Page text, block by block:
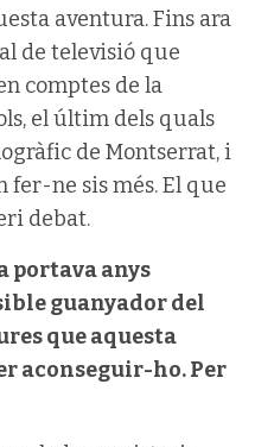
aventura. Fins ara
de televisió que
comptes de la
el últim dels quals
de Montserrat, i
fer-ne sis més. El que
debat.
portava anys
guanyador del
que aquesta
aconseguir-ho. Per